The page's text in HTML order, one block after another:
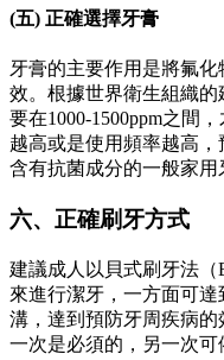
(五) 正確選擇牙膏
牙膏的主要作用是將氟
效。根據世界衛生組織
要在1000-1500ppm之間
越高或是使用頻率越高
含有抗菌成分的一般家用
六、正確刷牙方式
建議成人以貝式刷牙法（
來進行潔牙，一方面可
溝，達到預防牙周疾病
一次是必須的，另一次可